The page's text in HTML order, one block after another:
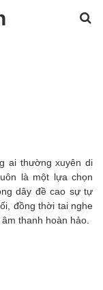
ai thường xuyên di
là một lựa chọn
dây đề cao sự tự
đồng thời tai nghe
thanh hoàn hảo.